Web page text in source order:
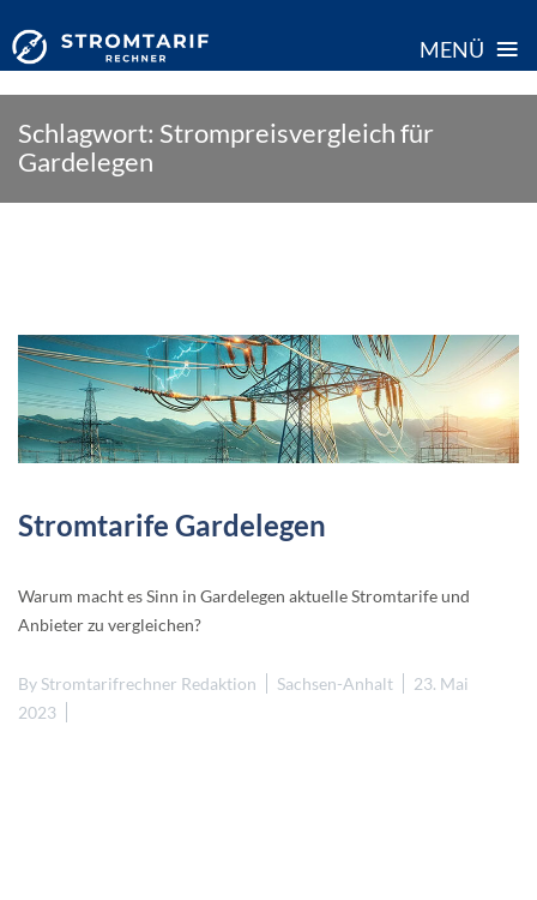
MENÜ ≡
content
Schlagwort: Strompreisvergleich für
Gardelegen
Stromtarife Gardelegen
Warum macht es Sinn in Gardelegen aktuelle Stromtarife und
Anbieter zu vergleichen?
By Stromtarifrechner Redaktion Sachsen-Anhalt
23. Mai
2023